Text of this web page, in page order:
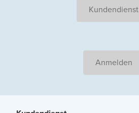
Kundendienst
Anmelden